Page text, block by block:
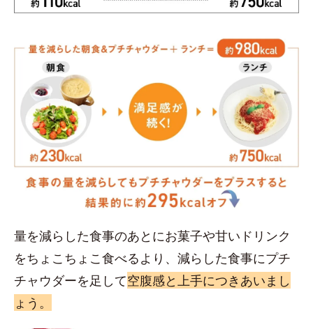
量を減らした食事のあとにお菓子や甘いドリンク
をちょこちょこ食べるより、減らした食事にプチ
チャウダーを足して空腹感と上手につきあいまし
ょう。